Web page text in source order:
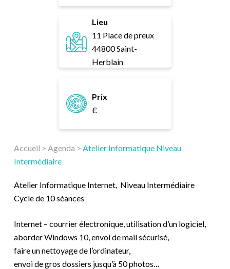
Lieu
11 Place de preux
44800 Saint-
Herblain
Prix
€
Accueil > Agenda > Atelier Informatique Niveau
Intermédiaire
Atelier Informatique Internet, Niveau Intermédiaire
Cycle de 10 séances
Internet – courrier électronique, utilisation d’un logiciel,
aborder Windows 10, envoi de mail sécurisé,
faire un nettoyage de l’ordinateur,
envoi de gros dossiers jusqu’à 50 photos…